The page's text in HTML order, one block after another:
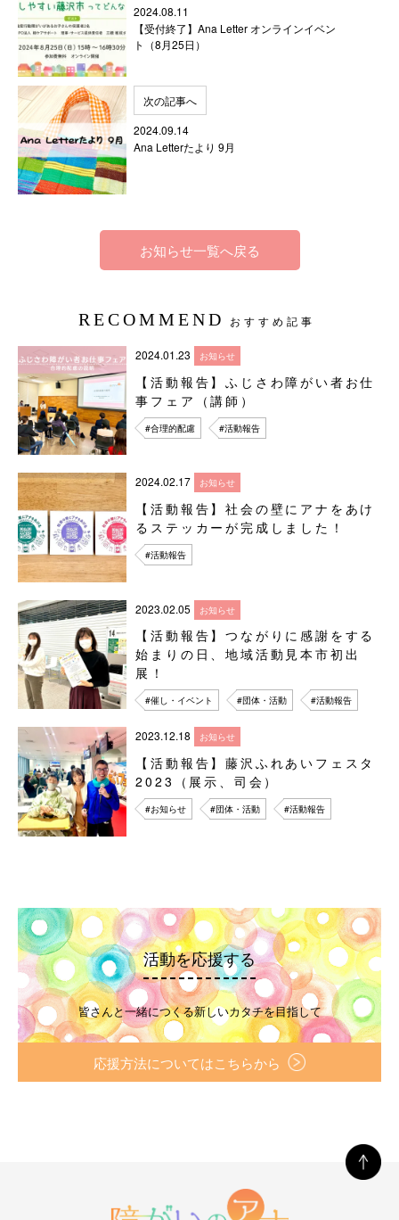
2024.08.11
【受付終了】Ana Letter オンラインイベン
ト（8月25日）
次の記事へ
2024.09.14
Ana Letterたより 9月
お知らせ一覧へ戻る
RECOMMEND おすすめ記事
2024.01.23 お知らせ
【活動報告】ふじさわ障がい者お仕
事フェア（講師）
#合理的配慮 #活動報告
2024.02.17 お知らせ
【活動報告】社会の壁にアナをあけ
るステッカーが完成しました！
#活動報告
2023.02.05 お知らせ
【活動報告】つながりに感謝をする
始まりの日、地域活動見本市初出
展！
#催し・イベント #団体・活動 #活動報告
2023.12.18 お知らせ
【活動報告】藤沢ふれあいフェスタ
2023（展示、司会）
#お知らせ #団体・活動 #活動報告
活動を応援する
皆さんと一緒につくる新しいカタチを目指して
応援方法についてはこちらから